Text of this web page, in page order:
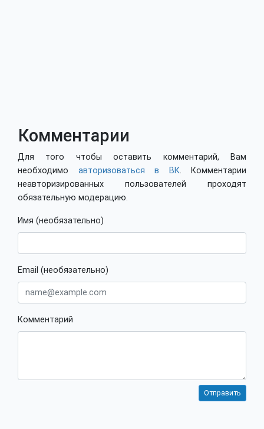
Комментарии
Для того чтобы оставить комментарий, Вам
необходимо авторизоваться в ВК. Комментарии
неавторизированных пользователей проходят
обязательную модерацию.
Имя (необязательно)
Email (необязательно)
Комментарий